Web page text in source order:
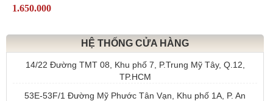
1.650.000
HỆ THỐNG CỬA HÀNG
14/22 Đường TMT 08, Khu phố 7, P.Trung Mỹ Tây, Q.12,
TP.HCM
53E-53F/1 Đường Mỹ Phước Tân Vạn, Khu phố 1A, P. An